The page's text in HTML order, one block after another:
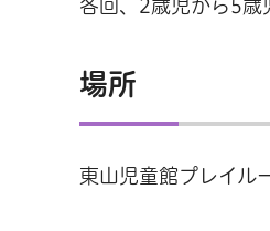
各回、2歳児から5
場所
東山児童館プレイル